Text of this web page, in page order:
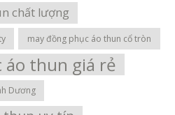
chất lượng
may đồng phục áo thun cổ tròn
áo thun giá rẻ
Dương